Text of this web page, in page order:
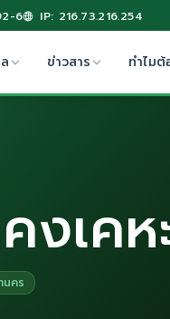
6 IP: 216.73.216.254
ข่าวสาร ทำไมต้
งเคห
นคร